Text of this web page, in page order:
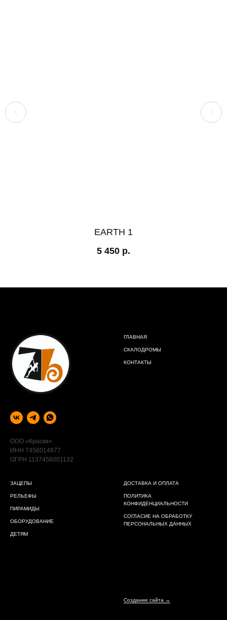
EARTH 1
5 450 р.
ООО «Краски»
ИНН 7456014877
ОГРН 1137456001132
ГЛАВНАЯ
СКАЛОДРОМЫ
КОНТАКТЫ
ЗАЦЕПЫ
РЕЛЬЕФЫ
ПИРАМИДЫ
ОБОРУДОВАНИЕ
ДЕТЯМ
ДОСТАВКА И ОПЛАТА
ПОЛИТИКА
КОНФИДЕНЦИАЛЬНОСТИ
СОГЛАСИЕ НА ОБРАБОТКУ
ПЕРСОНАЛЬНЫХ ДАННЫХ
Создание сайта →